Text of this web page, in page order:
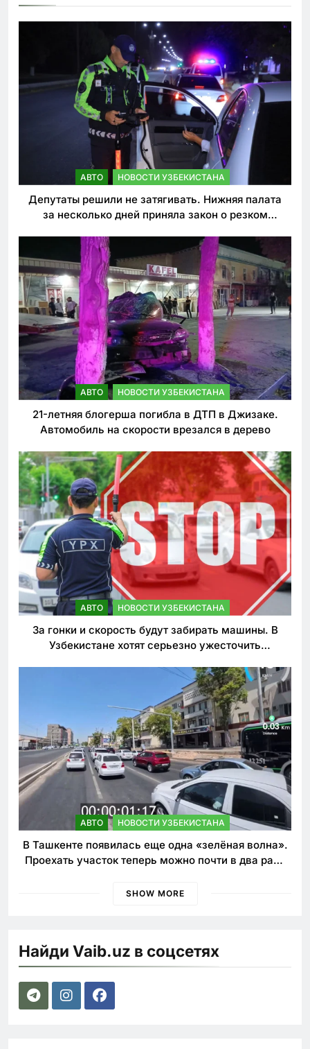
АВТО НОВОСТИ УЗБЕКИСТАНА
Депутаты решили не затягивать. Нижняя палата
за несколько дней приняла закон о резком
АВТО НОВОСТИ УЗБЕКИСТАНА
21-летняя блогерша погибла в ДТП в Джизаке.
Автомобиль на скорости врезался в дерево
АВТО НОВОСТИ УЗБЕКИСТАНА
За гонки и скорость будут забирать машины. В
Узбекистане хотят серьезно ужесточить
АВТО НОВОСТИ УЗБЕКИСТАНА
В Ташкенте появилась еще одна «зелёная волна».
Проехать участок теперь можно почти в два раза
SHOW MORE
Найди Vaib.uz в соцсетях